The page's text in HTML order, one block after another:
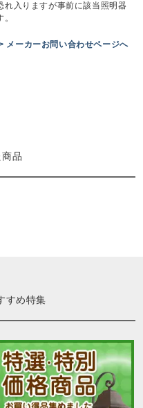
れ入りますが事前に該当照明器
メーカーお問い合わせページへ
品
すめ特集